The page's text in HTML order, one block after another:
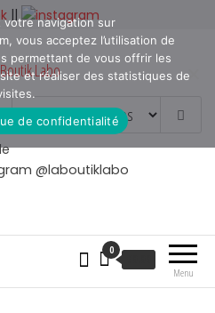
||
La boutique de denicheur
de talents à Marseille en
Provence
@laboutiklabo
Menu
0
votre navigation sur
vous acceptez l’utilisation de
permettant de vous offrir les
et réaliser des statistiques de
de confidentialité